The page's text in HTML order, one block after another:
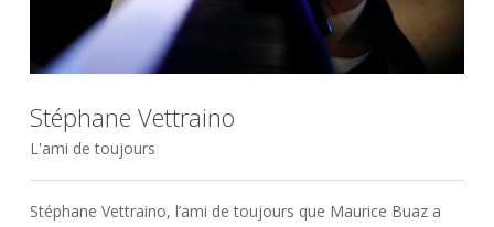
Stéphane Vettraino
L'ami de toujours
Stéphane Vettraino, l’ami de toujours que Maurice Buaz a